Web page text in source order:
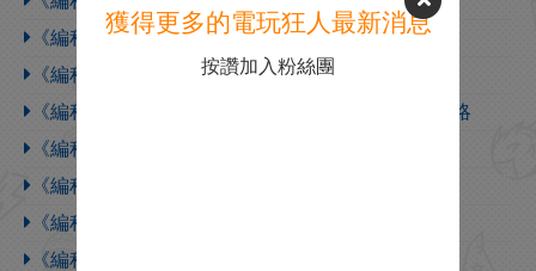
《編程模擬器》Trajectory thirst通關攻略
《編程模擬器》訓練用國際象棋機器人通關攻略
《編程模擬器》Reinforcement learning 1金牌通關攻略
《編程模擬器》觀察火星通關攻略
《編程模擬器》預測總統選舉2通關攻略
《編程模擬器》精英議會金牌通關攻略
《編程模擬器》客戶償付能力評估金牌通關攻略
獲得更多的電玩狂人最新消息
按讚加入粉絲團